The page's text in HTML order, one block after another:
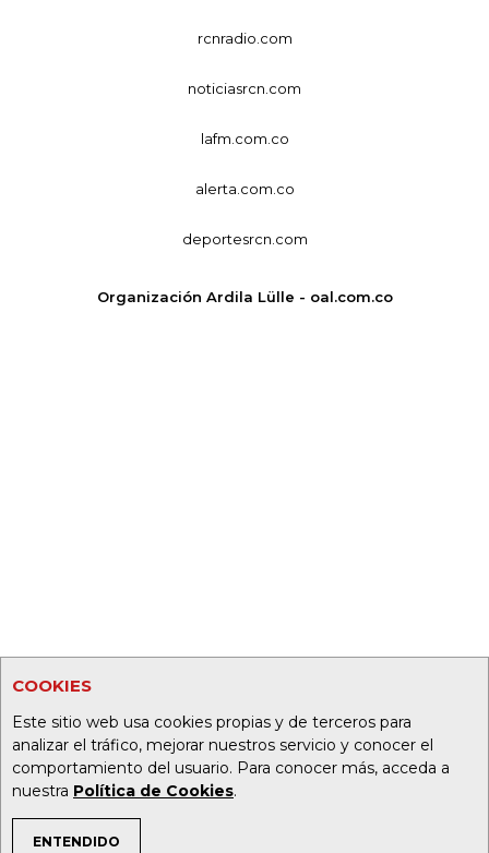
COOKIES
Este sitio web usa cookies propias y de terceros para
analizar el tráfico, mejorar nuestros servicio y conocer el
comportamiento del usuario. Para conocer más, acceda a
nuestra Política de Cookies.
ENTENDIDO
rcnradio.com
noticiasrcn.com
lafm.com.co
alerta.com.co
deportesrcn.com
Organización Ardila Lülle - oal.com.co